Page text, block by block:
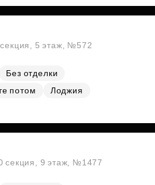
5 этаж, №572
Без отделки
потом
Лоджия
секция, 9 этаж, №1477